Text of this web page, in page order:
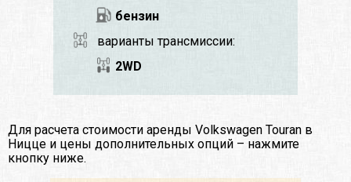
бензин
варианты трансмиссии:
2WD
Для расчета стоимости аренды Volkswagen Touran в
Ницце и цены дополнительных опций – нажмите
кнопку ниже.